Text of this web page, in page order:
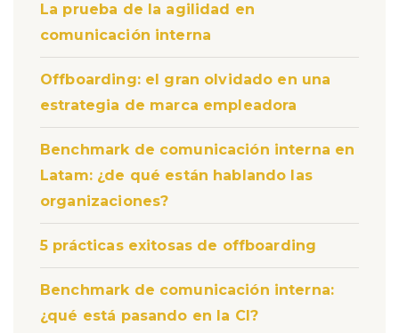
La prueba de la agilidad en
comunicación interna
Offboarding: el gran olvidado en una
estrategia de marca empleadora
Benchmark de comunicación interna en
Latam: ¿de qué están hablando las
organizaciones?
5 prácticas exitosas de offboarding
Benchmark de comunicación interna:
¿qué está pasando en la CI?